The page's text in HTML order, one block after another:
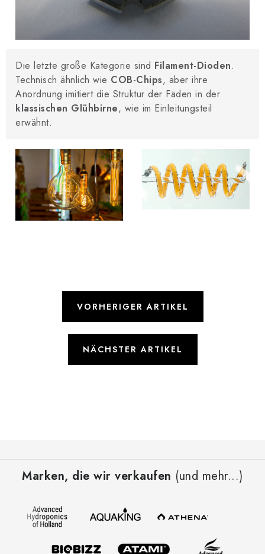
Die letzte große Kategorie sind Filament-Dioden.
Technisch ähnlich wie COB-Chips, aber ihre
Anordnung imitiert die Struktur der Fäden in der
klassischen Glühbirne, wie im Einleitungsteil
erwähnt.
VORHERIGER ARTIKEL
NÄCHSTER ARTIKEL
Marken, die wir verkaufen (und mehr...)